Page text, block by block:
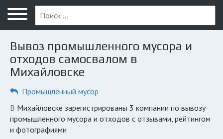
Меню
Главная
Вопрос юристу
Михайловск
ПОЛЬЗОВАТЕЛЯМ
Компании
Экоблог
Вывоз промышленного мусора и
отходов самосвалом в
Михайловске
Промышленный мусор
в Михайловске зарегистрированы 3 компании по вывозу
промышленного мусора и отходов с отзывами, рейтингом
и фотографиями